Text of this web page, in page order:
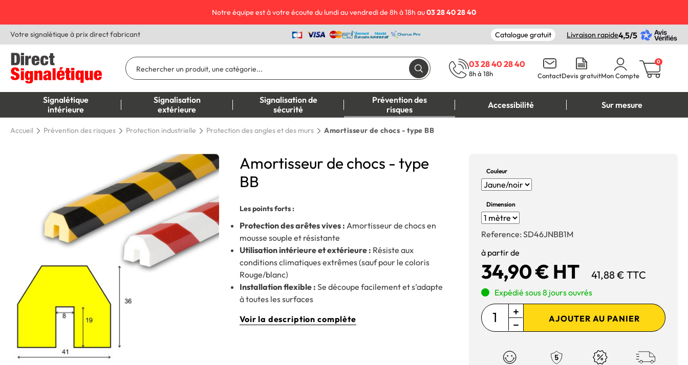
Notre équipe est à votre écoute du lundi au vendredi de 8h à 18h au03 28 40 28 40
Votre signalétique à prix direct fabricant Catalogue gratuit Livraison rapide4,5/5
03 28 40 28 40
8h à 18h ContactDevis gratuitMon Compte
0
Signalétique
intérieure
Signalisation
extérieure
Signalisation de
sécurité
Prévention des
risques
Accessibilité Sur mesure
Accueil Prévention des risques Protection industrielle Protection des angles et des murs Amortisseur de chocs - type BB
Amortisseur de chocs - type
BB
Les points forts :
Protection des arêtes vives : Amortisseur de chocs en
mousse souple et résistante
Utilisation intérieure et extérieure : Résiste aux
conditions climatiques extrêmes (sauf pour le coloris
Rouge/blanc)
Installation flexible : Se découpe facilement et s’adapte
à toutes les surfaces
Voir la description complète
Couleur
Dimension
Reference: SD46JNBB1M
à partir de
34,90 € HT 41,88 € TTC
Expédié sous 8 jours ouvrés
AJOUTER AU PANIER